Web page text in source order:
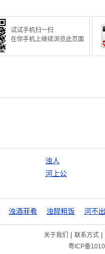
试试手机扫一扫
在你手机上继续浏览此页面
浊人
河上公
浊酒菲肴 浊醪粗饭 河不
关于我们 | 联系方式|
粤ICP备